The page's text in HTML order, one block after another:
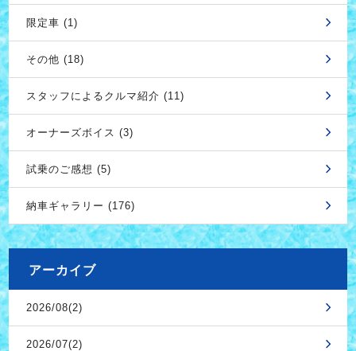
限定車 (1)
その他 (18)
スタッフによるクルマ紹介 (11)
オーナーズボイス (3)
試乗のご感想 (5)
納車ギャラリー (176)
アーカイブ
2026/08(2)
2026/07(2)